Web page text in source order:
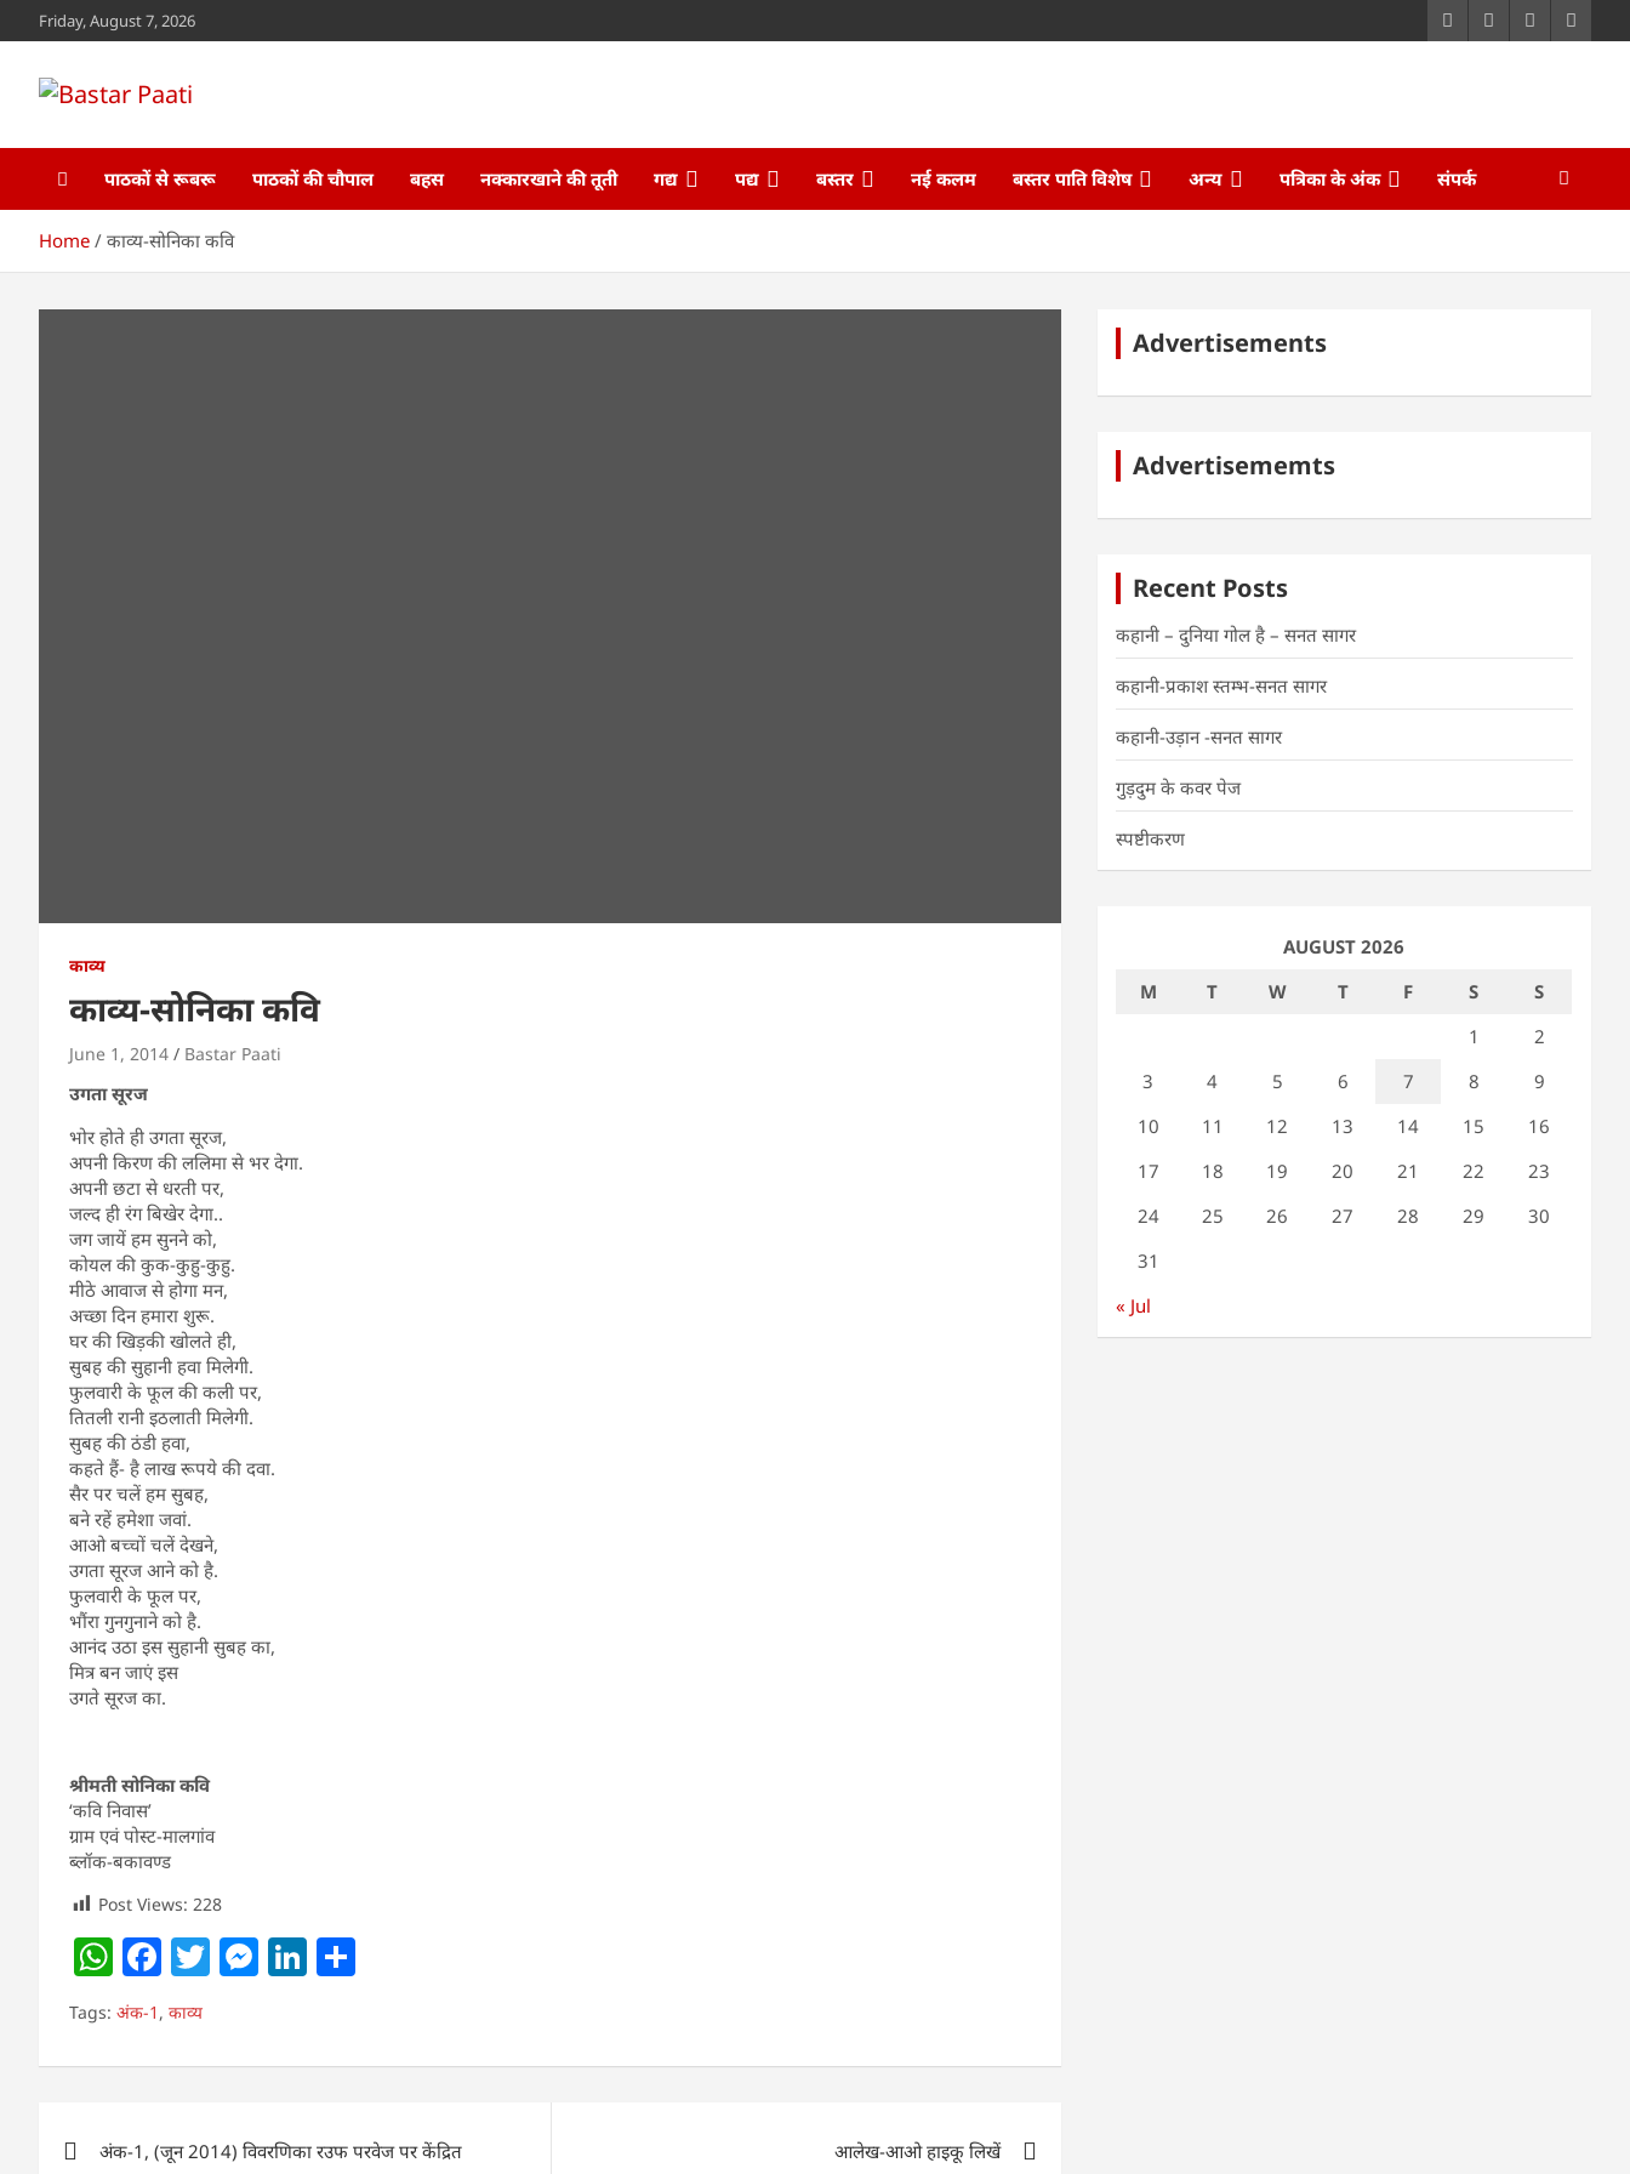
to
Friday, August 7, 2026
Bastar Paati
पाठकों से रूबरू पाठकों की चौपाल बहस नक्कारखाने की तूती गद्य पद्य बस्तर नई कलम बस्तर पाति विशेष अन्य पत्रिका के अंक संपर्क
Home काव्य-सोनिका कवि
काव्य
काव्य-सोनिका कवि
June 1, 2014 Bastar Paati
उगता सूरज
भोर होते ही उगता सूरज,
अपनी किरण की ललिमा से भर देगा.
अपनी छटा से धरती पर,
जल्द ही रंग बिखेर देगा..
जग जायें हम सुनने को,
कोयल की कुक-कुहु-कुहु.
मीठे आवाज से होगा मन,
अच्छा दिन हमारा शुरू.
घर की खिड़की खोलते ही,
सुबह की सुहानी हवा मिलेगी.
फुलवारी के फूल की कली पर,
तितली रानी इठलाती मिलेगी.
सुबह की ठंडी हवा,
कहते हैं- है लाख रूपये की दवा.
सैर पर चलें हम सुबह,
बने रहें हमेशा जवां.
आओ बच्चों चलें देखने,
उगता सूरज आने को है.
फुलवारी के फूल पर,
भौंरा गुनगुनाने को है.
आनंद उठा इस सुहानी सुबह का,
मित्र बन जाएं इस
उगते सूरज का.
श्रीमती सोनिका कवि
‘कवि निवास’
ग्राम एवं पोस्ट-मालगांव
ब्लॉक-बकावण्ड
Post Views: 228
W
h
at
s
p
F
a
c
e
o
T
er
M
e
g
Li
e
n
e
Tags: अंक-1 , काव्य
अंक-1, (जून 2014) विवरणिका रउफ परवेज पर केंद्रित आलेख-आओ हाइकू लिखें
Advertisements
Advertisememts
Recent Posts
कहानी – दुनिया गोल है – सनत सागर
कहानी-प्रकाश स्तम्भ-सनत सागर
कहानी-उड़ान -सनत सागर
गुड़दुम के कवर पेज
स्पष्टीकरण
AUGUST 2026
M
T W T F S
S
1
2
3
4 5 6 7 8
9
10
11 12 13 14 15
16
17
18 19 20 21 22
23
24
25 26 27 28 29
30
31
« Jul